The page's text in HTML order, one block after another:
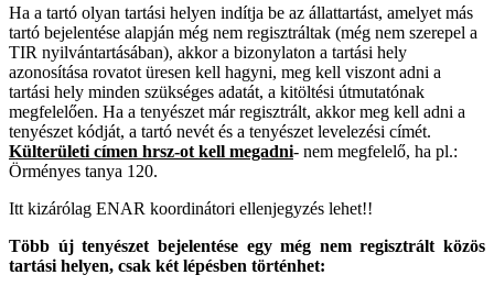
Ha a tartó olyan tartási helyen indítja be az állattartást, amelyet más
tartó bejelentése alapján még nem regisztráltak (még nem szerepel a
TIR nyilvántartásában), akkor a bizonylaton a tartási hely
azonosítása rovatot üresen kell hagyni, meg kell viszont adni a
tartási hely minden szükséges adatát, a kitöltési útmutatónak
megfelelően. Ha a tenyészet már regisztrált, akkor meg kell adni a
tenyészet kódját, a tartó nevét és a tenyészet levelezési címét.
Külterületi címen hrsz-ot kell megadni- nem megfelelő, ha pl.:
Örményes tanya 120.
Itt kizárólag ENAR koordinátori ellenjegyzés lehet!!
Több új tenyészet bejelentése egy még nem regisztrált közös
tartási helyen, csak két lépésben történhet: